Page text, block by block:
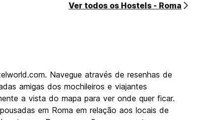
Ver todos os Hostels - Roma
Navegue através de resenhas de
amigas dos mochileiros e viajantes
a vista do mapa para ver onde quer ficar.
em Roma em relação aos locais de